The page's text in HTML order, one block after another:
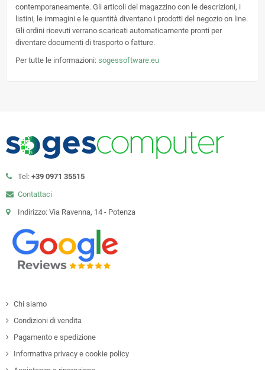
contemporaneamente. Gli articoli del magazzino con le descrizioni, i
listini, le immagini e le quantità diventano i prodotti del negozio on line.
Gli ordini ricevuti verrano scaricati automaticamente pronti per
diventare documenti di trasporto o fatture.
Per tutte le informazioni: sogessoftware.eu
Tel: +39 0971 35515
Contattaci
Indirizzo: Via Ravenna, 14 - Potenza
Chi siamo
Condizioni di vendita
Pagamento e spedizione
Informativa privacy e cookie policy